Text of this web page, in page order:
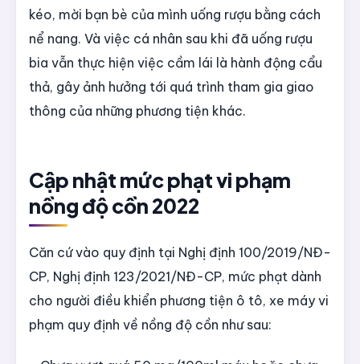
kéo, mời bạn bè của mình uống rượu bằng cách
nể nang. Và việc cá nhân sau khi đã uống rượu
bia vẫn thực hiện việc cầm lái là hành động cẩu
thả, gây ảnh hưởng tới quá trình tham gia giao
thông của những phương tiện khác.
Cập nhật mức phạt vi phạm
nồng độ cồn 2022
Căn cứ vào quy định tại Nghị định 100/2019/NĐ-
CP, Nghị định 123/2021/NĐ-CP, mức phạt dành
cho người điều khiển phương tiện ô tô, xe máy vi
phạm quy định về nồng độ cồn như sau: